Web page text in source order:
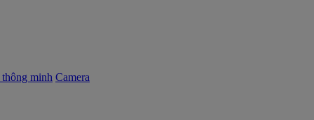
minh Camera